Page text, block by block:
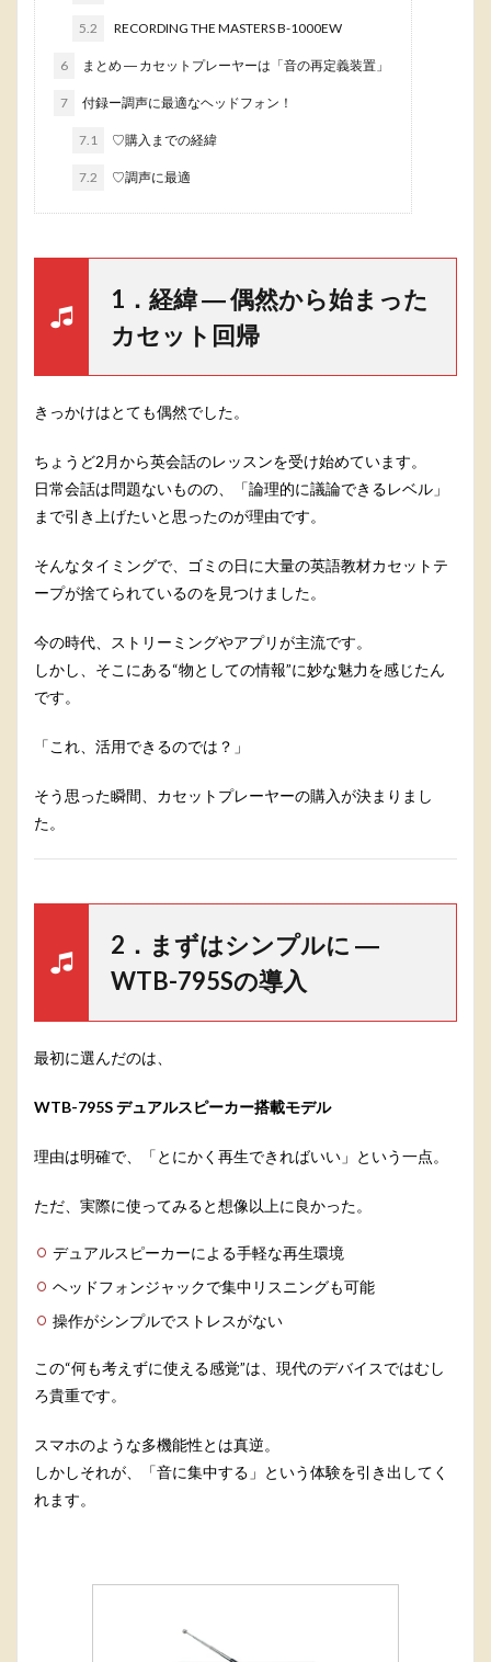
5.2 RECORDING THE MASTERS B-1000EW
6 まとめ ― カセットプレーヤーは「音の再定義装置」
7 付録ー調声に最適なヘッドフォン！
7.1 ♡購入までの経緯
7.2 ♡調声に最適
1．経緯 ― 偶然から始まった
カセット回帰
きっかけはとても偶然でした。
ちょうど2月から英会話のレッスンを受け始めています。
日常会話は問題ないものの、「論理的に議論できるレベル」
まで引き上げたいと思ったのが理由です。
そんなタイミングで、ゴミの日に大量の英語教材カセットテ
ープが捨てられているのを見つけました。
今の時代、ストリーミングやアプリが主流です。
しかし、そこにある“物としての情報”に妙な魅力を感じたん
です。
「これ、活用できるのでは？」
そう思った瞬間、カセットプレーヤーの購入が決まりまし
た。
2．まずはシンプルに ―
WTB-795Sの導入
最初に選んだのは、
WTB-795S デュアルスピーカー搭載モデル
理由は明確で、「とにかく再生できればいい」という一点。
ただ、実際に使ってみると想像以上に良かった。
デュアルスピーカーによる手軽な再生環境
ヘッドフォンジャックで集中リスニングも可能
操作がシンプルでストレスがない
この“何も考えずに使える感覚”は、現代のデバイスではむし
ろ貴重です。
スマホのような多機能性とは真逆。
しかしそれが、「音に集中する」という体験を引き出してく
れます。